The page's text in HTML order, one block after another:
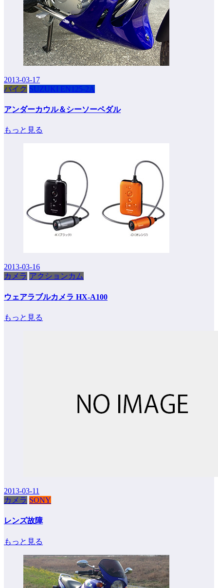
2013-03-17
バイク SUZUKI EN125-2A
アンダーカウル＆シーソーペダル
もっと見る
2013-03-16
カメラ アクションカム
ウェアラブルカメラ HX-A100
もっと見る
2013-03-11
カメラ SONY
レンズ故障
もっと見る